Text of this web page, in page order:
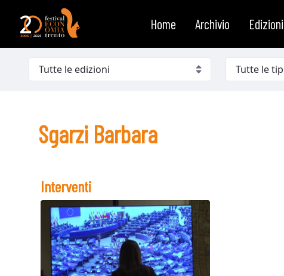
Salta al contenuto
Sgarzi Barbara
Home Archivio Edizioni
Sgarzi Barbara
Interventi